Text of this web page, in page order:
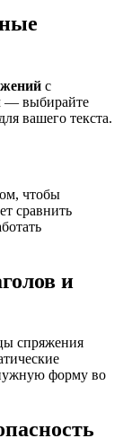
с
— выбирайте
вашего текста.
чтобы
сравнить
и
спряжения
форму во